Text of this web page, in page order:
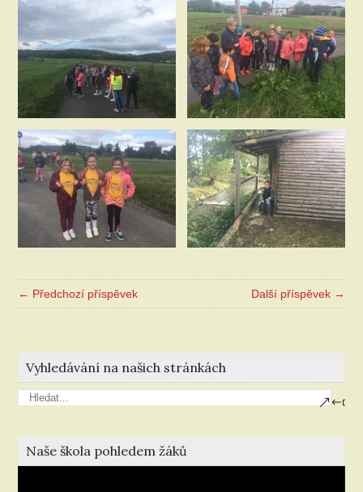
← Předchozí příspěvek Další příspěvek →
Vyhledávání na našich stránkách
Naše škola pohledem žáků